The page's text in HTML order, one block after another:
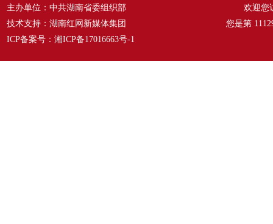
主办单位：中共湖南省委组织部
技术支持：湖南红网新媒体集团
ICP备案号： 湘ICP备17016663号-1
欢迎您
您是第